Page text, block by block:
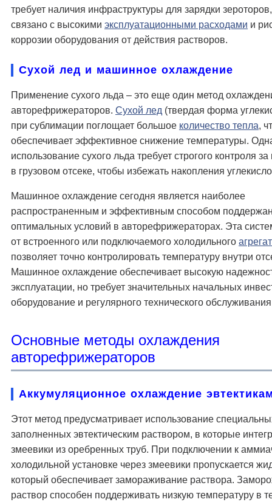
требует наличия инфраструктуры для зарядки
связано с высокими эксплуатационными расходами и
коррозии оборудования от действия растворов.
Сухой лед и машинное охлаждение
Применение сухого льда – это еще один метод
авторефрижераторов. Сухой лед (твердая форма
при сублимации поглощает большое количество тепла,
обеспечивает эффективное снижение температуры.
использование сухого льда требует строгого контроля
в грузовом отсеке, чтобы избежать накопления
Машинное охлаждение сегодня является наиболее
распространенным и эффективным способом
оптимальных условий в авторефрижераторах. Эта
от встроенного или подключаемого холодильного
позволяет точно контролировать температуру внутри
Машинное охлаждение обеспечивает высокую
эксплуатации, но требует значительных начальных
оборудование и регулярного технического
Основные методы охлаждения
авторефрижераторов
Аккумуляционное охлаждение
Этот метод предусматривает использование
заполненных эвтектическим раствором, в которые
змеевики из оребренных труб. При подключении к
холодильной установке через змеевики пропускается
который обеспечивает замораживание раствора.
раствор способен поддерживать низкую температуру в